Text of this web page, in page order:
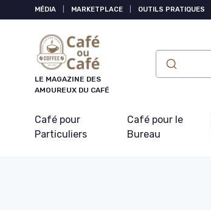
MÉDIA MARKETPLACE OUTILS PRATIQUES
LE MAGAZINE DES
AMOUREUX DU CAFÉ
Café pour
Particuliers
Café pour le
Bureau
Panneau de gestion des cookies